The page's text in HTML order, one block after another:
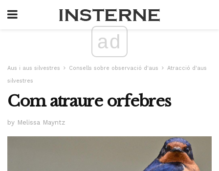
ad
Aus i aus silvestres Consells sobre observació d'aus
Atracció d'aus
silvestres
Com atraure orfebres
by Melissa Mayntz